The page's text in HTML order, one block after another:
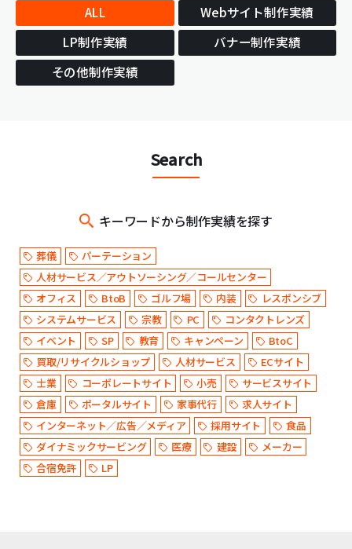
ALL
Webサイト制作実績
LP制作実績
バナー制作実績
その他制作実績
Search
キーワードから制作実績を探す
葬儀
パーテーション
人材サービス／アウトソーシング／コールセンター
オフィス
BtoB ゴルフ場 内装
レスポンシブ
システムサービス
宗教 PC
コンタクトレンズ
イベント
SP 教育 キャンペーン
BtoC
買取/リサイクルショップ
人材サービス
ECサイト
士業
コーポレートサイト 小売
サービスサイト
倉庫
ポータルサイト 家事代行
求人サイト
インターネット／広告／メディア
採用サイト
食品
ダイナミックサービング
医療 建設
メーカー
合宿免許
LP